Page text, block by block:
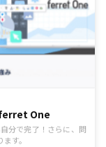
ferret One
分で完了！さらに、問
す。